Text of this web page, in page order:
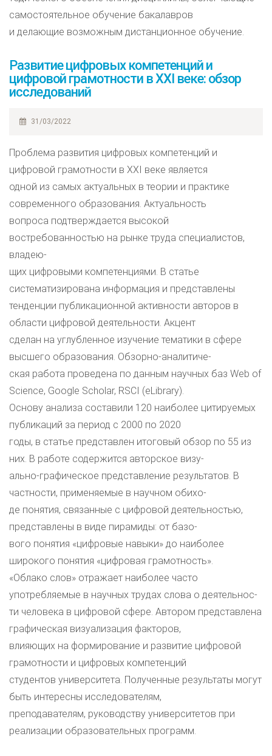
самостоятельное обучение бакалавров
и делающие возможным дистанционное обучение.
Развитие цифровых компетенций и
цифровой грамотности в XXI веке: обзор
исследований
31/03/2022
Проблема развития цифровых компетенций и
цифровой грамотности в XXI веке является
одной из самых актуальных в теории и практике
современного образования. Актуальность
вопроса подтверждается высокой
востребованностью на рынке труда специалистов,
владею-
щих цифровыми компетенциями. В статье
систематизирована информация и представлены
тенденции публикационной активности авторов в
области цифровой деятельности. Акцент
сделан на углубленное изучение тематики в сфере
высшего образования. Обзорно-аналитиче-
ская работа проведена по данным научных баз Web of
Science, Google Scholar, RSCI (eLibrary).
Основу анализа составили 120 наиболее цитируемых
публикаций за период с 2000 по 2020
годы, в статье представлен итоговый обзор по 55 из
них. В работе содержится авторское визу-
ально-графическое представление результатов. В
частности, применяемые в научном обихо-
де понятия, связанные с цифровой деятельностью,
представлены в виде пирамиды: от базо-
вого понятия «цифровые навыки» до наиболее
широкого понятия «цифровая грамотность».
«Облако слов» отражает наиболее часто
употребляемые в научных трудах слова о деятельнос-
ти человека в цифровой сфере. Автором представлена
графическая визуализация факторов,
влияющих на формирование и развитие цифровой
грамотности и цифровых компетенций
студентов университета. Полученные результаты могут
быть интересны исследователям,
преподавателям, руководству университетов при
реализации образовательных программ.